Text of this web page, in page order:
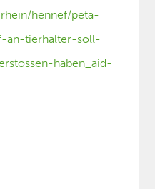
hennef/peta-
an-tierhalter-soll-
haben_aid-